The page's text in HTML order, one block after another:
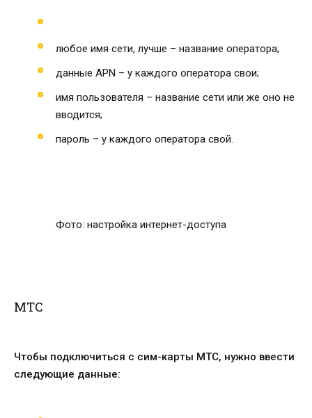
любое имя сети, лучше – название оператора;
данные APN – у каждого оператора свои;
имя пользователя – название сети или же оно не
вводится;
пароль – у каждого оператора свой.
Фото: настройка интернет-доступа
МТС
Чтобы подключиться с сим-карты МТС, нужно ввести
следующие данные: